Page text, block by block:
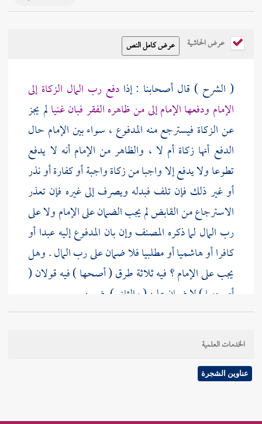
عرض الحاشية
( الشرح ) قال أصحابنا : إذادفع رب المال الزكاة إلى
الإمام ودفعها الإمام إلى من ظاهره الفقر فبان غنيالم يجز
عن الزكاة فيسترجع منه المدفوع ، سواء بين الإمام حال
الدفع أنها زكاة أم لا ، والظاهر من الإمام أنه لا يدفع
تطوعا ولا يدفع إلا واجبا من زكاة واجبة أو كفارة أو نذر
أو غير ذلك فإن تلف فبدله ويصرف إلى غيره فإن تعذر
الاسترجاع من القابض لم يجب الضمان على الإمام ولا على
رب المال لما ذكره المصنفوإن بان المدفوع إليه عبدا أو
كافرا أو هاشميا أو مطلبيا فلا ضمان على رب المال . وهل
يجب على الإمام ؟ فيه ثلاثة طرق ( أصحها ) فيه قولان (
أصحهما ) لا ضمان عليه ( والثاني ) يضمن .
( والطريق الثاني ) يضمن قطعا لتفريطه ، فإن هؤلاء لا
يخفون إلا بإهمال ( والثالث ) لا يضمن قطعا ; لأنه أمين
ولم يتعمد . هذا كله إذا فرق الإمام ، فلو فرق رب المال
أنها زكاة لم يرجع وإن بين رجع في عينها ، فإن تلفت ففي
الخدمات العلمية
عناوين الشجرة